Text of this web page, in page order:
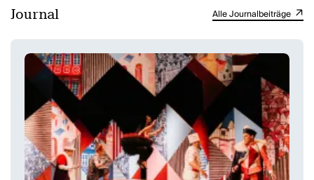
Journal Alle Journalbeiträge